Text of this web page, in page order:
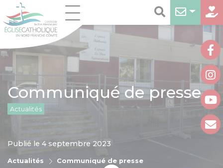
Communiqué de presse
Actualités
Actualités Communiqué de presse
Publié le 4 septembre 2023